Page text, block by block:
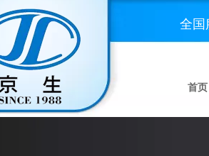
全
首页